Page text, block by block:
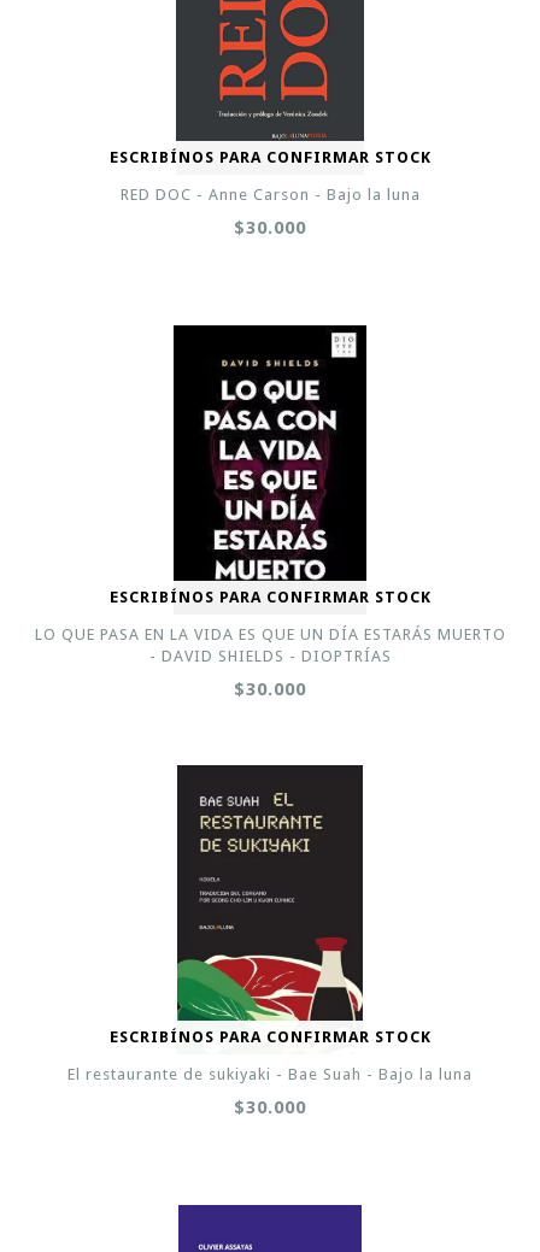
ESCRIBÍNOS PARA CONFIRMAR STOCK
RED DOC - Anne Carson - Bajo la luna
$30.000
ESCRIBÍNOS PARA CONFIRMAR STOCK
LO QUE PASA EN LA VIDA ES QUE UN DÍA ESTARÁS MUERTO
- DAVID SHIELDS - DIOPTRÍAS
$30.000
ESCRIBÍNOS PARA CONFIRMAR STOCK
El restaurante de sukiyaki - Bae Suah - Bajo la luna
$30.000